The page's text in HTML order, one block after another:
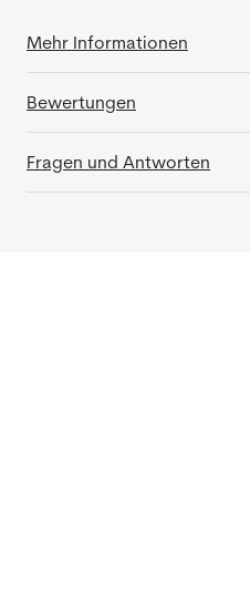
Mehr Informationen
Bewertungen
Fragen und Antworten